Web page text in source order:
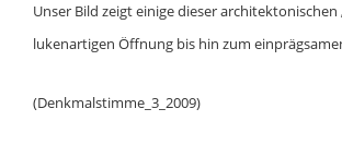
Unser Bild zeigt einige dieser
lukenartigen Öffnung bis hin zum
(Denkmalstimme_3_2009)